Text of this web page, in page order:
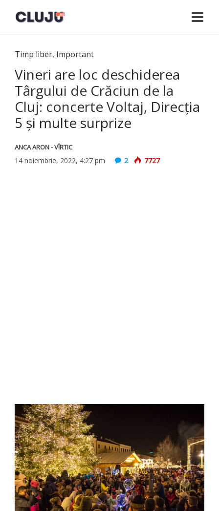
Timp liber, Important
Vineri are loc deschiderea
Târgului de Crăciun de la
Cluj: concerte Voltaj, Direcţia
5 şi multe surprize
ANCA ARON - VÎRTIC
14 noiembrie, 2022, 4:27 pm 2 7727